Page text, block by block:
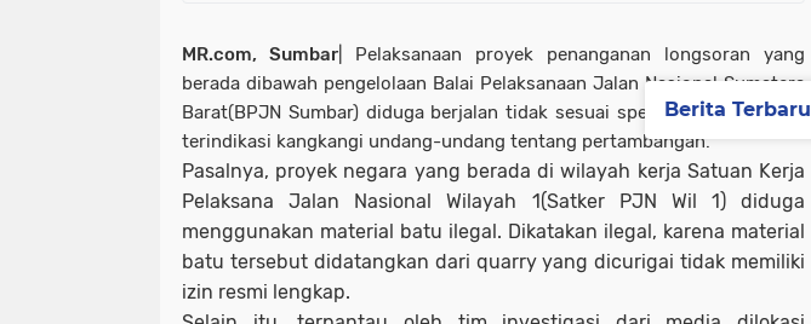
MR.com, Sumbar | Pelaksanaan proyek penanganan longsoran yang
berada dibawah pengelolaan Balai Pelaksanaan Jalan Nasional Sumatera
Barat(BPJN Sumbar) diduga berjalan tidak sesuai spesifikasi teknis dan
terindikasi kangkangi undang-undang tentang pertambangan.
Pasalnya, proyek negara yang berada di wilayah kerja Satuan Kerja
Pelaksana Jalan Nasional Wilayah 1(Satker PJN Wil 1) diduga
menggunakan material batu ilegal. Dikatakan ilegal, karena material
batu tersebut didatangkan dari quarry yang dicurigai tidak memiliki
izin resmi lengkap.
Berita Terbaru